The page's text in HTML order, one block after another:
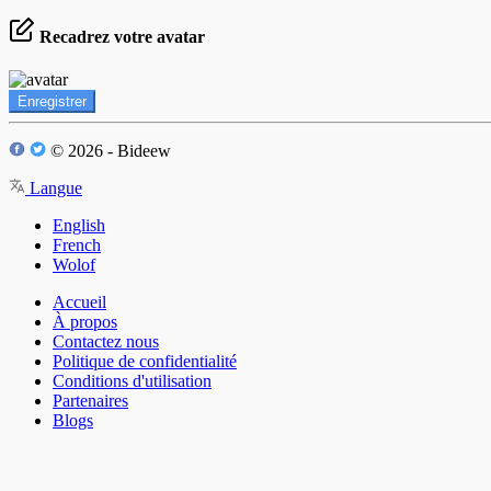
Recadrez votre avatar
Enregistrer
© 2026 - Bideew
Langue
English
French
Wolof
Accueil
À propos
Contactez nous
Politique de confidentialité
Conditions d'utilisation
Partenaires
Blogs